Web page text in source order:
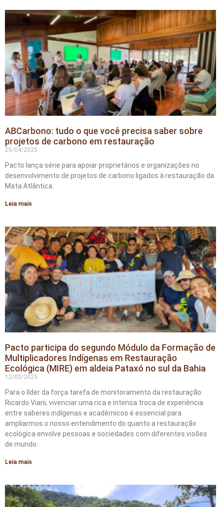
ABCarbono: tudo o que você precisa saber sobre
projetos de carbono em restauração
25/04/2025
Pacto lança série para apoiar proprietários e organizações no
desenvolvimento de projetos de carbono ligados à restauração da
Mata Atlântica.
Leia mais
Pacto participa do segundo Módulo da Formação de
Multiplicadores Indígenas em Restauração
Ecológica (MIRE) em aldeia Pataxó no sul da Bahia
12/02/2025
Para o líder da força tarefa de monitoramento da restauração
Ricardo Viani, vivenciar uma rica e intensa troca de experiência
entre saberes indígenas e acadêmicos é essencial para
ampliarmos o nosso entendimento do quanto a restauração
ecológica envolve pessoas e sociedades com diferentes visões
de mundo.
Leia mais